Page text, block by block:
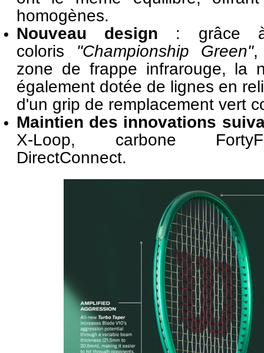
homogènes.
Nouveau design : grâce à
coloris "Championship Green",
zone de frappe infrarouge, la
également dotée de lignes en
d'un grip de remplacement vert
Maintien des innovations
X-Loop, carbone
DirectConnect.